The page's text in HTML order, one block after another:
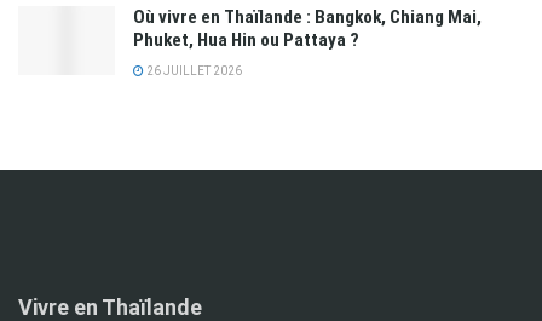
Où vivre en Thaïlande : Bangkok, Chiang Mai,
Phuket, Hua Hin ou Pattaya ?
26 JUILLET 2026
Vivre en Thaïlande